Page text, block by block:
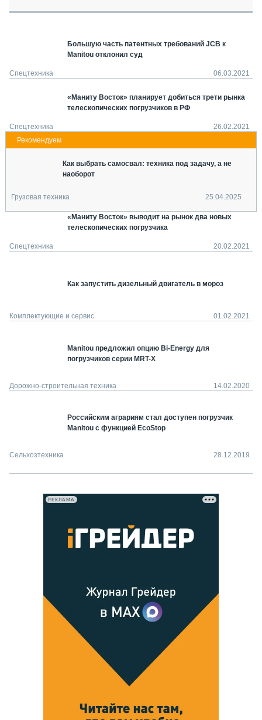
МЕРОПРИЯТИЯ
СТАТЬИ ПО КАТЕГОРИЯМ ТЕХНИКИ
О ПРОЕКТЕ
Большую часть патентных требований JCB к
Manitou отклонил суд
Спецтехника 06.03.2021
«Маниту Восток» планирует добиться трети рынка
телескопических погрузчиков в РФ
Спецтехника 26.02.2021
Как выбрать самосвал: техника под задачу, а не
наоборот
Грузовая техника 25.04.2025
«Маниту Восток» выводит на рынок два новых
телескопических погрузчика
Спецтехника 20.02.2021
Как запустить дизельный двигатель в мороз
Комплектующие и сервис 01.02.2021
Manitou предложил опцию Bi-Energy для
погрузчиков серии MRT-Х
Дорожно-строительная техника 14.02.2020
Российским аграриям стал доступен погрузчик
Manitou с функцией EcoStop
Сельхозтехника 28.12.2019
РЕКЛАМА